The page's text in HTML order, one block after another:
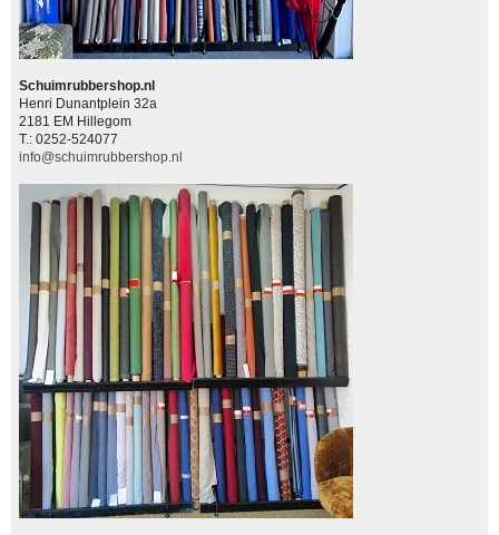
Schuimrubbershop.nl
Henri Dunantplein 32a
2181 EM Hillegom
T.: 0252-524077
info@schuimrubbershop.nl